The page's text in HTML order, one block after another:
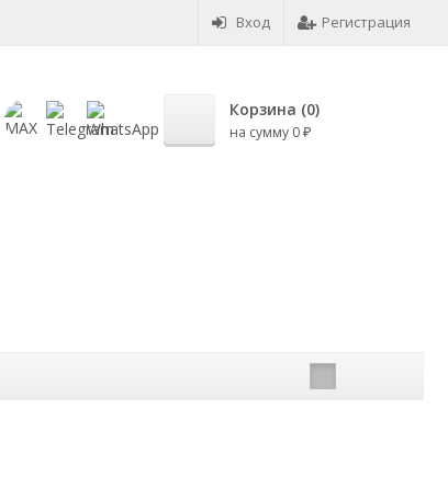
Вход Регистрация
Корзина (0)
на сумму 0 ₽